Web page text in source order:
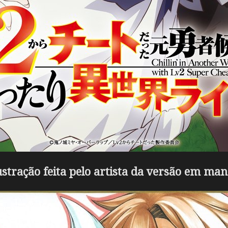
feita pelo artista da versão em